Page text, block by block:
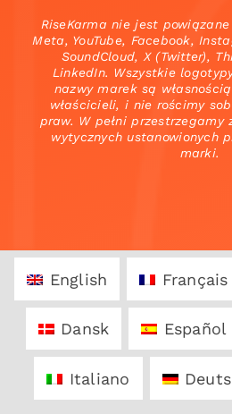
RiseKarma nie jest
Meta, YouTube, Facebook,
SoundCloud, X (Twitter),
LinkedIn. Wszystkie
nazwy marek są
właścicieli, i nie rościmy
praw. W pełni przestrzegamy
wytycznych ustanowionych
marki.
English Français
Dansk Español
Italiano